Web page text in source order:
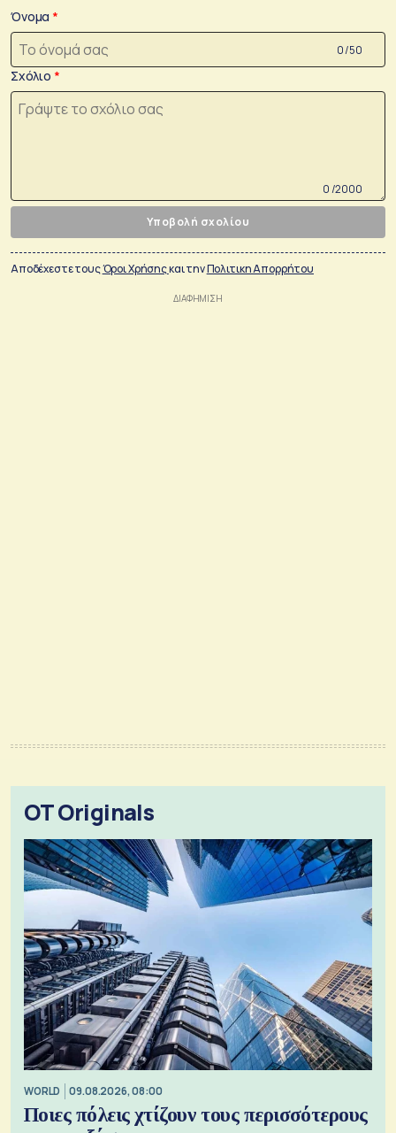
Όνομα
0 /50
Σχόλιο
0 /2000
Υποβολή σχολίου
Αποδέχεστε τουςΌροι Χρήσηςκαι τηνΠολιτικη Απορρήτου
OT Originals
WORLD 09.08.2026, 08:00
Ποιες πόλεις χτίζουν τους περισσότερους